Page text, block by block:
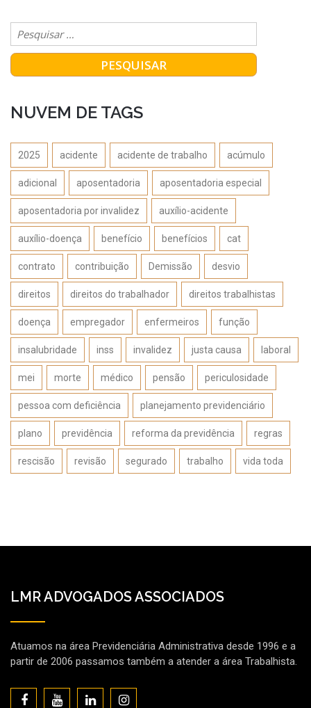
NUVEM DE TAGS
2025 acidente acidente de trabalho acúmulo
adicional aposentadoria aposentadoria especial
aposentadoria por invalidez auxílio-acidente
auxílio-doença benefício benefícios cat
contrato contribuição Demissão desvio
direitos direitos do trabalhador direitos trabalhistas
doença empregador enfermeiros função
insalubridade inss invalidez justa causa laboral
mei morte médico pensão periculosidade
pessoa com deficiência planejamento previdenciário
plano previdência reforma da previdência regras
rescisão revisão segurado trabalho vida toda
LMR ADVOGADOS ASSOCIADOS
Atuamos na área Previdenciária Administrativa desde 1996 e a
partir de 2006 passamos também a atender a área Trabalhista.